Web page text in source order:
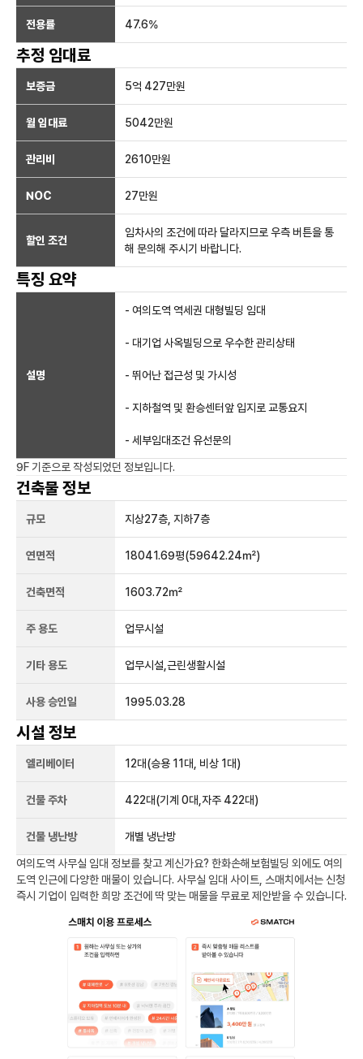
전용률 47.6%
추정 임대료
보증금 5억 427만원
월 임대료 5042만원
관리비 2610만원
NOC 27만원
할인 조건
임차사의 조건에 따라 달라지므로 우측 버튼을 통
해 문의해 주시기 바랍니다.
특징 요약
설명
- 여의도역 역세권 대형빌딩 임대
- 대기업 사옥빌딩으로 우수한 관리상태
- 뛰어난 접근성 및 가시성
- 지하철역 및 환승센터앞 입지로 교통요지
- 세부임대조건 유선문의
9F 기준으로 작성되었던 정보입니다.
건축물 정보
규모 지상27층, 지하7층
연면적 18041.69평(59642.24㎡)
건축면적 1603.72㎡
주 용도 업무시설
기타 용도 업무시설,근린생활시설
사용 승인일 1995.03.28
시설 정보
엘리베이터 12대(승용 11대, 비상 1대)
건물 주차 422대(기계 0대,자주 422대)
건물 냉난방 개별 냉난방
여의도역 사무실 임대 정보를 찾고 계신가요? 한화손해보험빌딩 외에도 여의
도역 인근에 다양한 매물이 있습니다. 사무실 임대 사이트, 스매치에서는 신청
즉시 기업이 입력한 희망 조건에 딱 맞는 매물을 무료로 제안받을 수 있습니다.